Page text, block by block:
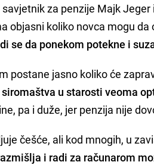
za penzije Majk
objasni koliko novca mogu da
se da ponekom potekne i
postane jasno koliko će
siromaštva u starosti veoma
pa i duže, jer penzija nije
češće, ali kod mnogih, u
i radi za računarom